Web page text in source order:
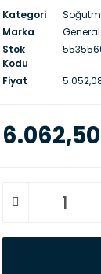
Kategori
Marka
Stok
Kodu
Fiyat